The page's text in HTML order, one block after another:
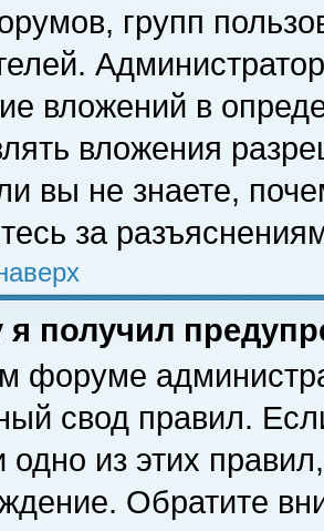
групп
вложений в
вложения
вы не знаете,
за
я получил
форуме
свод правил.
одно из этих
Обратите